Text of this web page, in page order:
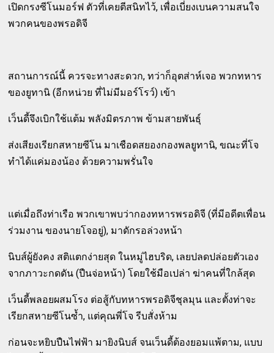
เปิดกรงซีโนมอร์ฟ ตัวที่เคยตีสนิทไว้, เพื่อเบี่ยงเบนความสนใจ
พวกคนของพรอดิจี
สถานการณ์นี้ ควรจะทางสะดวก, ทว่าก็อุตส่าห์เจอ พวกทหาร
ของยูทานิ (อีกหน่วย ที่ไม่มีมอร์โรว์) เข้า
เว็นดี้จึงเบิกใช้แต้ม พลังมิตรภาพ ข้ามสายพันธุ์
ส่งเสียงเรียกสหายซีโน มาเชือดสยองกองพลยูทานิ, ขณะที่โจ
ทำได้แค่มองน้อง ด้วยความพรั่นใจ
แต่เมื่อถึงท่าเรือ พวกเขาพบว่ากองทหารพรอดิจี (ที่มีอดีตเพื่อน
ร่วมงาน ของนายโจอยู่), มาดักรอล่วงหน้า
นิบส์ผู้ยังคง สติแตกง่ายสุด ในหมู่ไฮบริด, เลยปลดปล่อยตัวเอง
จากภาวะกดดัน (ปืนจ่อหน้า) โดยใช้มือเปล่า ฆ่าคนที่ใกล้สุด
เว็นดี้พลอยผสมโรง ต่อสู้กับทหารพรอดิจีชุลมุน และตั้งท่าจะ
เรียกสหายซีโนซ้ำ, แต่คุณพี่โจ รีบสั่งห้าม
ก่อนจะหยิบปืนไฟฟ้า มายิงนิบส์ จนเว็นดี้ต้องยอมแพ้ตาม, แบบ